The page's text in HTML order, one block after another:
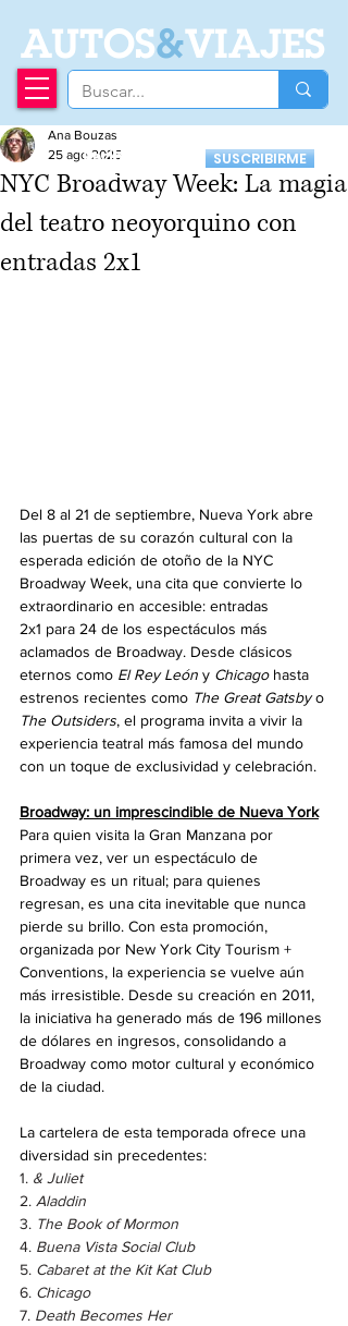
AUTOS&VIAJES
Recibí nuestro
Newsletter
SUSCRIBIRME
NYC Broadway Week: La magia
del teatro neoyorquino con
entradas 2x1
Ana Bouzas
25 ago 2025
Del 8 al 21 de septiembre, Nueva York abre
las puertas de su corazón cultural con la
esperada edición de otoño de la NYC
Broadway Week, una cita que convierte lo
extraordinario en accesible: entradas
2x1 para 24 de los espectáculos más
aclamados de Broadway. Desde clásicos
eternos como El Rey León y Chicago hasta
estrenos recientes como The Great Gatsby o
The Outsiders, el programa invita a vivir la
experiencia teatral más famosa del mundo
con un toque de exclusividad y celebración.
Broadway: un imprescindible de Nueva York
Para quien visita la Gran Manzana por
primera vez, ver un espectáculo de
Broadway es un ritual; para quienes
regresan, es una cita inevitable que nunca
pierde su brillo. Con esta promoción,
organizada por New York City Tourism +
Conventions, la experiencia se vuelve aún
más irresistible. Desde su creación en 2011,
la iniciativa ha generado más de 196 millones
de dólares en ingresos, consolidando a
Broadway como motor cultural y económico
de la ciudad.
La cartelera de esta temporada ofrece una
diversidad sin precedentes:
1. & Juliet
2. Aladdin
3. The Book of Mormon
4. Buena Vista Social Club
5. Cabaret at the Kit Kat Club
6. Chicago
7. Death Becomes Her